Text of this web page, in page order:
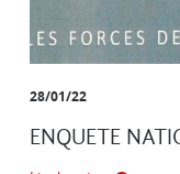
28/01/22
ENQUETE